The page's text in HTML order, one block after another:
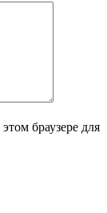
браузере для